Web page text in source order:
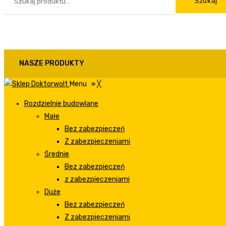
NASZE PRODUKTY
Menu ≡╳
Rozdzielnie budowlane
Małe
Bez zabezpieczeń
Z zabezpieczeniami
Średnie
Bez zabezpieczeń
z zabezpieczeniami
Duże
Bez zabezpieczeń
Z zabezpieczeniami